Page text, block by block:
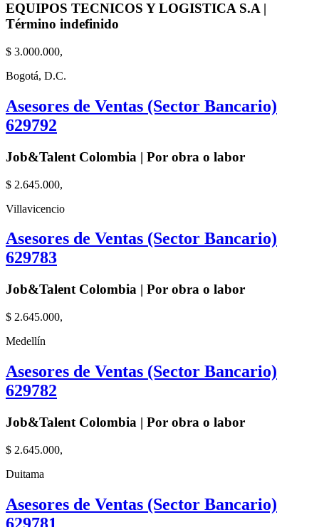
EQUIPOS TECNICOS Y LOGISTICA S.A |
Término indefinido
$ 3.000.000,
Bogotá, D.C.
Asesores de Ventas (Sector Bancario)
629792
Job&Talent Colombia | Por obra o labor
$ 2.645.000,
Villavicencio
Asesores de Ventas (Sector Bancario)
629783
Job&Talent Colombia | Por obra o labor
$ 2.645.000,
Medellín
Asesores de Ventas (Sector Bancario)
629782
Job&Talent Colombia | Por obra o labor
$ 2.645.000,
Duitama
Asesores de Ventas (Sector Bancario)
629781